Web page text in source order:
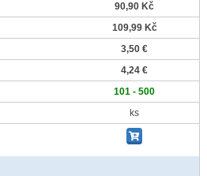
90,90 Kč
109,99 Kč
3,50 €
4,24 €
101 - 500
ks